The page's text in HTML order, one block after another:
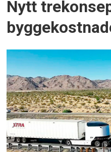
Nytt